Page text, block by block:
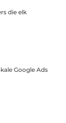
die elk
Google Ads